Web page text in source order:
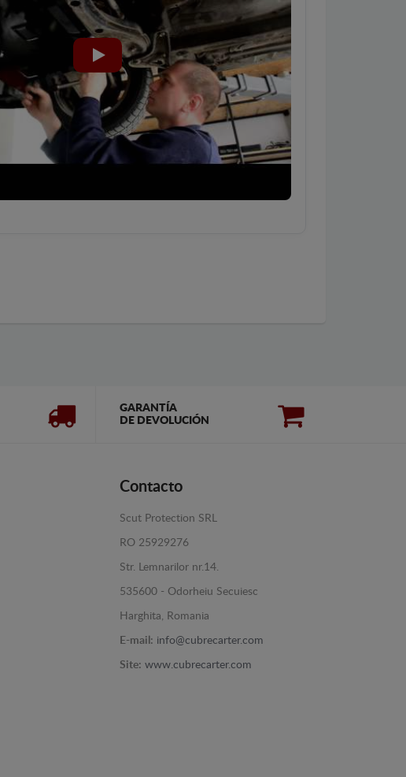
GARANTÍA
DE DEVOLUCIÓN
Contacto
Scut Protection SRL
RO 25929276
Str. Lemnarilor nr.14.
535600 - Odorheiu Secuiesc
Harghita, Romania
E-mail: info@cubrecarter.com
Site: www.cubrecarter.com